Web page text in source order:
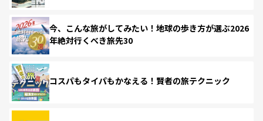
今、こんな旅がしてみたい！地球の歩き方が選ぶ2026
年絶対行くべき旅先30
コスパもタイパもかなえる！賢者の旅テクニック